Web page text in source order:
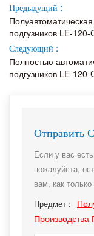
Предыдущий :
подгузников LE-120-
Следующий :
Полностью
подгузников LE-120-
Отправить
Если у вас
пожалуйста,
вам, как
Предмет :
Производства